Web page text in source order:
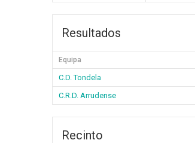
Resultados
Equipa
C.D. Tondela
C.R.D. Arrudense
Recinto